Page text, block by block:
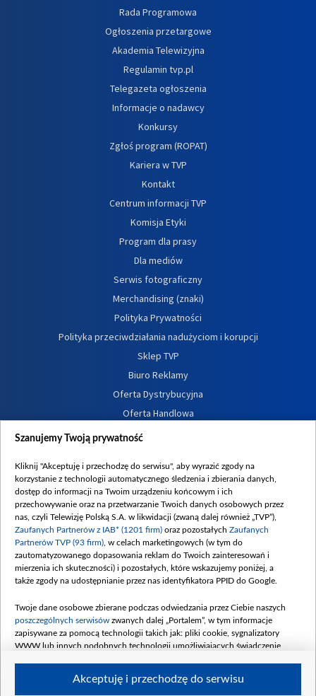
Rada Programowa
Ogłoszenia przetargowe
Akademia Telewizyjna
Regulamin tvp.pl
Telegazeta ogłoszenia
Informacje o nadawcy
Konkursy
Zgłoś program (ROPAT)
Kariera w TVP
Kontakt
Centrum informacji TVP
Komisja Etyki
Program dla prasy
Dla mediów
Serwis fotograficzny
Merchandising (znaki)
Polityka Prywatności
Polityka przeciwdziałania nadużyciom i korupcji
Sklep TVP
Biuro Reklamy
Oferta Dystrybucyjna
Oferta Handlowa
Dostępność
Procedura zgłoszeń wewnętrznych
Szanujemy Twoją prywatność
Kliknij "Akceptuję i przechodzę do serwisu", aby wyrazić zgody na
korzystanie z technologii automatycznego śledzenia i zbierania danych,
dostęp do informacji na Twoim urządzeniu końcowym i ich
przechowywanie oraz na przetwarzanie Twoich danych osobowych przez
nas, czyli Telewizję Polską S.A. w likwidacji (zwaną dalej również „TVP”),
Zaufanych Partnerów z IAB* (1201 firm) oraz pozostałych Zaufanych
Partnerów TVP (93 firm) , w celach marketingowych (w tym do
zautomatyzowanego dopasowania reklam do Twoich zainteresowań i
mierzenia ich skuteczności) i pozostałych, które wskazujemy poniżej, a
także zgody na udostępnianie przez nas identyfikatora PPID do Google.
Twoje dane osobowe zbierane podczas odwiedzania przez Ciebie naszych
poszczególnych serwisów zwanych dalej „Portalem”, w tym informacje
zapisywane za pomocą technologii takich jak: pliki cookie, sygnalizatory
WWW lub innych podobnych technologii umożliwiających świadczenie
Akceptuję i przechodzę do serwisu